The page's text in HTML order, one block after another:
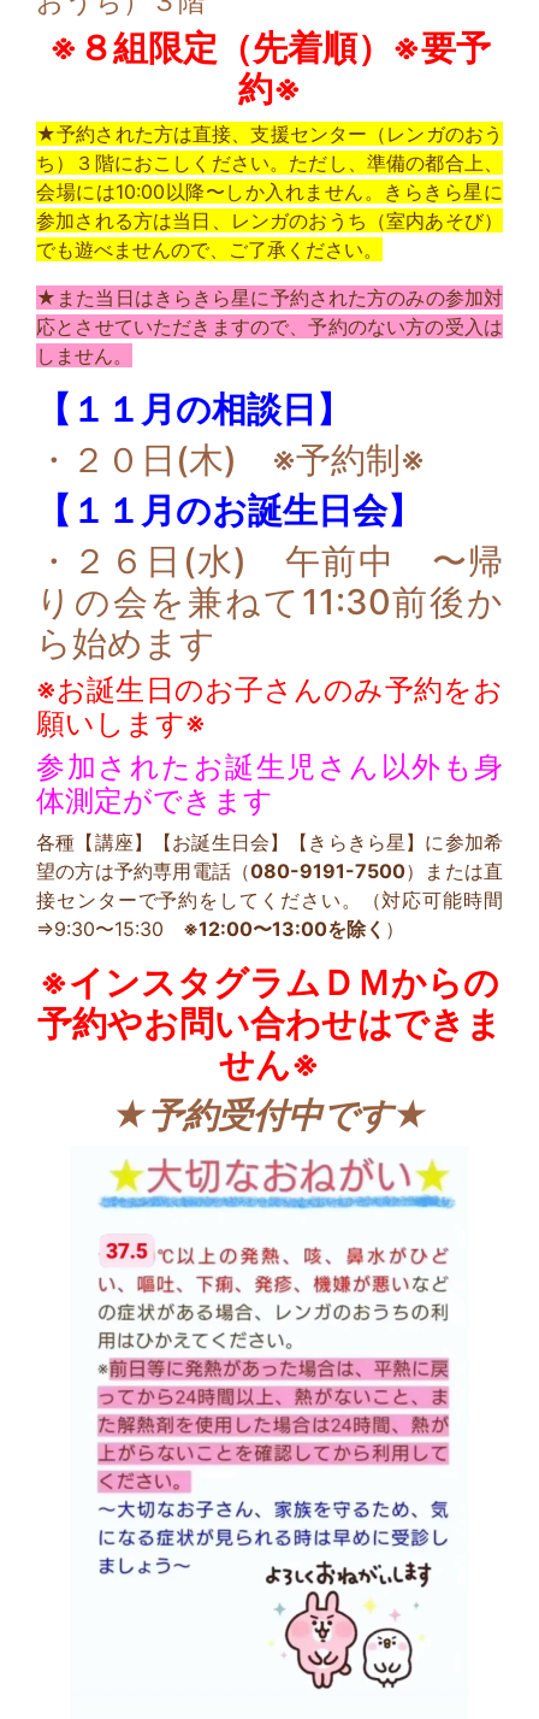
※８組限定（先着順）※要予
約※
★予約された方は直接、支援センター（レンガのおう
ち）３階におこしください。ただし、準備の都合上、
会場には10:00以降〜しか入れません。きらきら星に
参加される方は当日、レンガのおうち（室内あそび）
でも遊べませんので、ご了承ください。
★また当日はきらきら星に予約された方のみの参加対
応とさせていただきますので、予約のない方の受入は
しません。
【１１月の相談日】
・２０日(木) ※予約制※
【１１月のお誕生日会】
・２６日(水) 午前中 〜帰
りの会を兼ねて11:30前後か
ら始めます
※お誕生日のお子さんのみ予約をお
願いします※
参加されたお誕生児さん以外も身
体測定ができます
各種【講座】【お誕生日会】【きらきら星】に参加希
望の方は予約専用電話（080-9191-7500）または直
接センターで予約をしてください。（対応可能時間
⇒9:30〜15:30 ※12:00〜13:00を除く ）
※インスタグラムＤＭからの
予約やお問い合わせはできま
せん※
★予約受付中です★